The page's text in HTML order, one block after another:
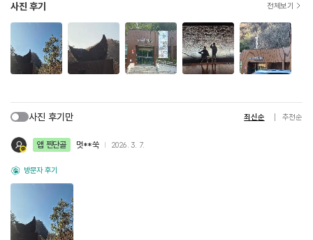
사진 후기 전체보기
사진 후기만 최신순 추천순
앱 찐단골 멋**쑥 2026. 3. 7.
방문자 후기